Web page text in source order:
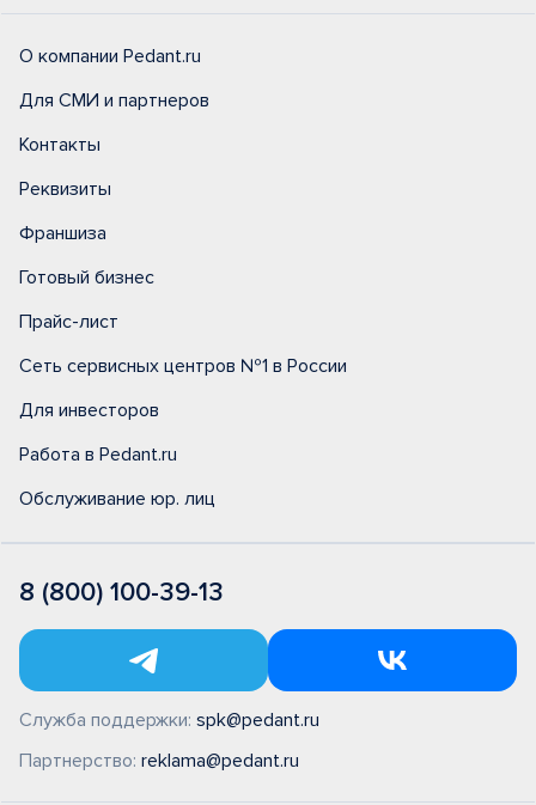
О компании Pedant.ru
Для СМИ и партнеров
Контакты
Реквизиты
Франшиза
Готовый бизнес
Прайс-лист
Сеть сервисных центров №1 в России
Для инвесторов
Работа в Pedant.ru
Обслуживание юр. лиц
8 (800) 100-39-13
Служба поддержки: spk@pedant.ru
Партнерство: reklama@pedant.ru